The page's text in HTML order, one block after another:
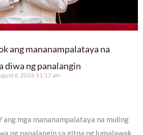
ang mananampalataya na
diwa ng panalangin
6, 2026 11:17 am
ang mga mananampalataya na muling
ng panalangin sa gitna ng lumalawak